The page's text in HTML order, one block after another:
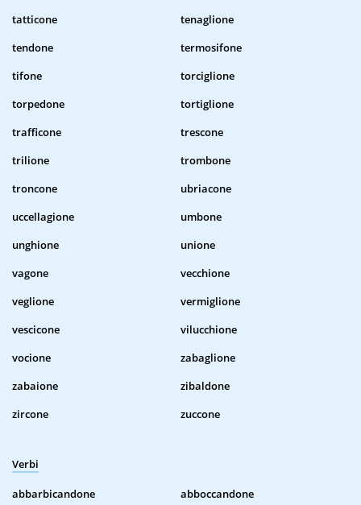
tatticone
tenaglione
tendone
termosifone
tifone
torciglione
torpedone
tortiglione
trafficone
trescone
trilione
trombone
troncone
ubriacone
uccellagione
umbone
unghione
unione
vagone
vecchione
veglione
vermiglione
vescicone
vilucchione
vocione
zabaglione
zabaione
zibaldone
zircone
zuccone
Verbi
abbarbicandone
abboccandone